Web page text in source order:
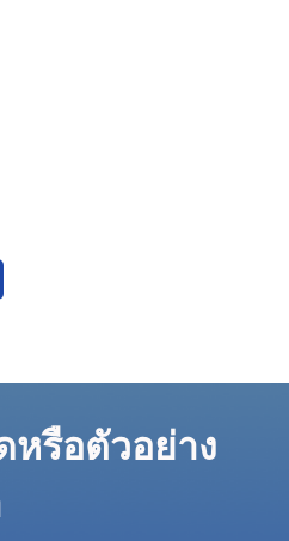
รือตัวอย่าง